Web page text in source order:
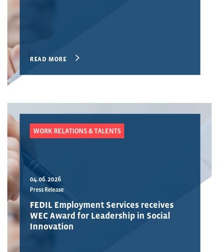
READ MORE
WORK RELATIONS & TALENTS
04.06.2026
Press Release
FEDIL Employment Services receives
WEC Award for Leadership in Social
Innovation